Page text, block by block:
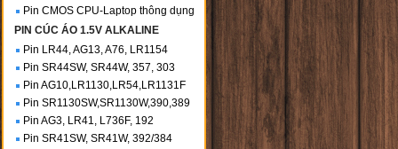
Pin CMOS CPU-Laptop thông dụng
PIN CÚC ÁO 1.5V ALKALINE
Pin LR44, AG13, A76, LR1154
Pin SR44SW, SR44W, 357, 303
Pin AG10,LR1130,LR54,LR1131F
Pin SR1130SW,SR1130W,390,389
Pin AG3, LR41, L736F, 192
Pin SR41SW, SR41W, 392/384